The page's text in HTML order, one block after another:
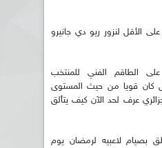
الأقل لنزور ريو دي جانيرو
الطاقم الفني للمنتخب
كان قويا من حيث المستوى
عرف لحد الآن كيف يتألق
بصيام لاعبيه لرمضان يوم